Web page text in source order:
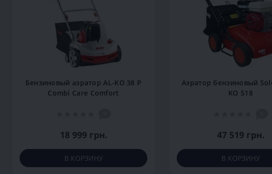
Бензиновый аэратор AL-KO 38 P
Combi Care Comfort
18 999 грн.
В КОРЗИНУ
Аэратор бензиновый
KO 518
47 519 грн.
В КОРЗИНУ